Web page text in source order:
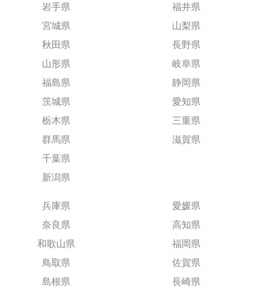
岩手県
宮城県
秋田県
山形県
福島県
茨城県
栃木県
群馬県
千葉県
新潟県
福井県
山梨県
長野県
岐阜県
静岡県
愛知県
三重県
滋賀県
兵庫県
奈良県
和歌山県
鳥取県
島根県
愛媛県
高知県
福岡県
佐賀県
長崎県